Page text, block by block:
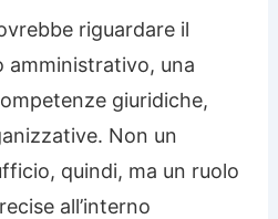
riguardare il
una
giuridiche,
Non un
quindi, ma un ruolo
all’interno